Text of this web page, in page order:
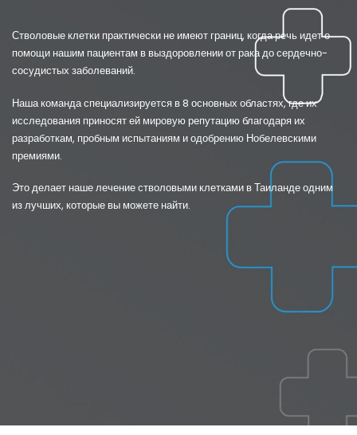
Стволовые клетки практически не имеют границ, когда речь идет о
помощи нашим пациентам в выздоровлении от рака до сердечно-
сосудистых заболеваний.
Наша команда специализируется в 8 основных областях, где их
исследования приносят ей мировую репутацию благодаря их
разработкам, пробным испытаниям и одобрению Нобелевскими
премиями.
Это делает наше лечение стволовыми клетками в Таиланде одним
из лучших, которые вы можете найти.